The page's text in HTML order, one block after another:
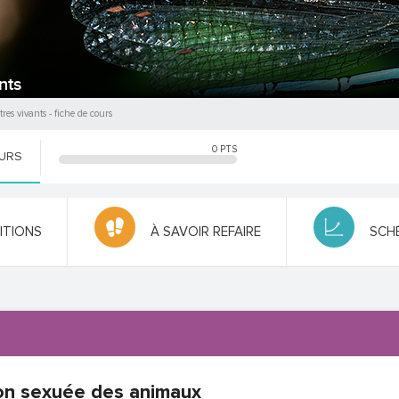
vivants - fiche de cours
0 PTS
À SAVOIR REFAIRE
sexuée des animaux